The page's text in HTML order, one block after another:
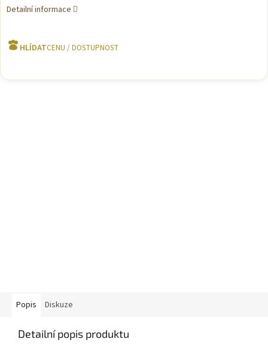
Detailní informace
HLÍDAT
Popis Diskuze
Detailní popis produktu